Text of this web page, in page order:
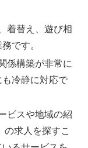
着替え、遊び相
です。
係構築が非常に
冷静に対応で
ビスや地域の紹
の求人を探すこ